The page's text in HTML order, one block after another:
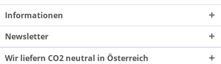
Informationen
Newsletter
Wir liefern CO2 neutral in Österreich